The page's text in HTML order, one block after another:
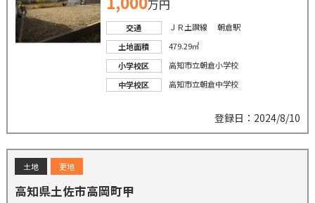
万円
交通
ＪＲ土讃線 朝倉駅
土地面積
479.29㎡
小学校区
高知市立朝倉小学校
中学校区
高知市立朝倉中学校
登録日：2024/8/10
土地 更地
高知県土佐市高岡町甲